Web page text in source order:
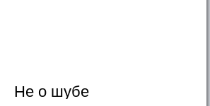
Не о шубе